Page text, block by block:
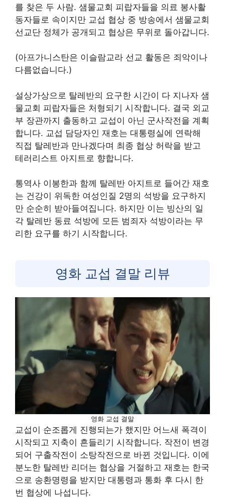
를 찾은 두 사람. 샘물교회 피랍자들을 의료 봉사활
동자들로 속이지만 교섭 협상 중 방송에서 샘물교회
선교단 정체가 공개되고 협상은 무위로 돌아갑니다.
(아프가니스탄은 이슬람교라 선교 활동은 죄악이나
다름없습니다.)
설상가상으로 탈레반의 요구한 시간이 다 지나자 샘
물교회 피랍자들은 처형되기 시작합니다. 결국 외교
부 장관까지 출동하고 교섭이 아닌 군사작전을 계획
합니다. 교섭 담당자인 재호는 대통령실에 연락해
직접 탈레반과 만나겠다며 최종 협상 허락을 받고
테러리스트 아지트로 향합니다.
통역사 이봉한과 함께 탈레반 아지트로 들어간 재호
는 건강이 위독한 여성인질 2명의 석방을 요구하지
만 순순히 받아들여집니다. 하지만 이는 빙산의 일
각 탈레반 동료 석방에 모든 범죄자 석방이라는 무
리한 요구를 하기 시작합니다.
영화 교섭 결말 리뷰
영화 교섭 결말
교섭이 순조롭게 진행되는가 했지만 어느새 폭격이
시작되고 지축이 흔들리기 시작합니다. 작전이 변경
되어 구출작전이 소탕작전으로 바뀐 것입니다. 이에
분노한 탈레반 리더는 협상을 거절하고 재호는 한국
으로 송환명령을 받지만 대통령과 통화 후 다시 한
번 협상에 나섭니다.